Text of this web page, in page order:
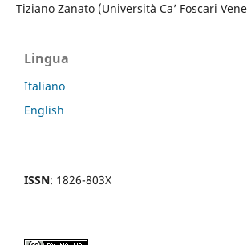
Tiziano Zanato (Università Ca’ Foscari
Lingua
Italiano
English
ISSN: 1826-803X